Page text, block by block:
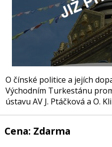
O čínské politice a jejích
Východním Turkestánu
ústavu AV J. Ptáčková a O.
Cena: Zdarma